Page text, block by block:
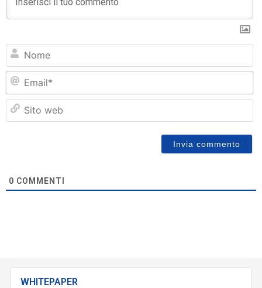
0 COMMENTI
WHITEPAPER